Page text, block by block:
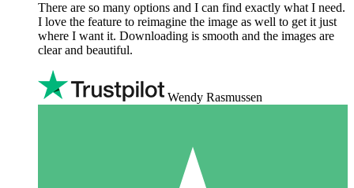
There are so many options and I can find exactly what I need.
I love the feature to reimagine the image as well to get it just
where I want it. Downloading is smooth and the images are
clear and beautiful.
Wendy Rasmussen